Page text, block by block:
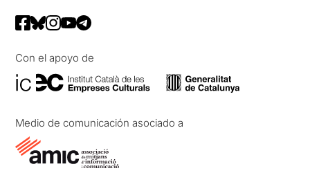
Con el apoyo de
Medio de comunicación asociado a